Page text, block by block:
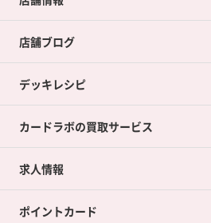
店舗ブログ
デッキレシピ
カードラボの買取サービス
カードラボの買取サービスTOP
店舗買取について
求人情報
ポイントカード